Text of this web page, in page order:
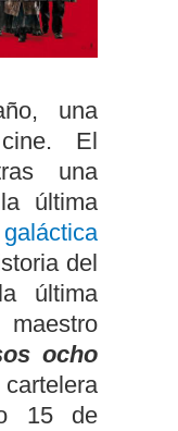
una
El
una
última
del
última
ocho
15 de